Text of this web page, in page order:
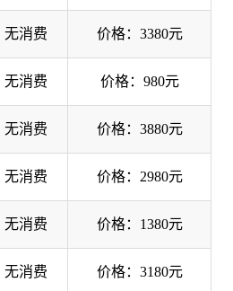
无消费 价格：3380元
无消费 价格：980元
无消费 价格：3880元
无消费 价格：2980元
无消费 价格：1380元
无消费 价格：3180元